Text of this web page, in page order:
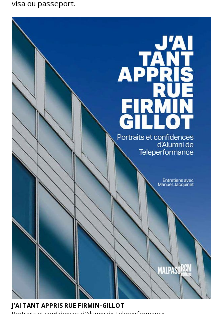
visa ou passeport.
J’AI TANT APPRIS RUE FIRMIN-GILLOT